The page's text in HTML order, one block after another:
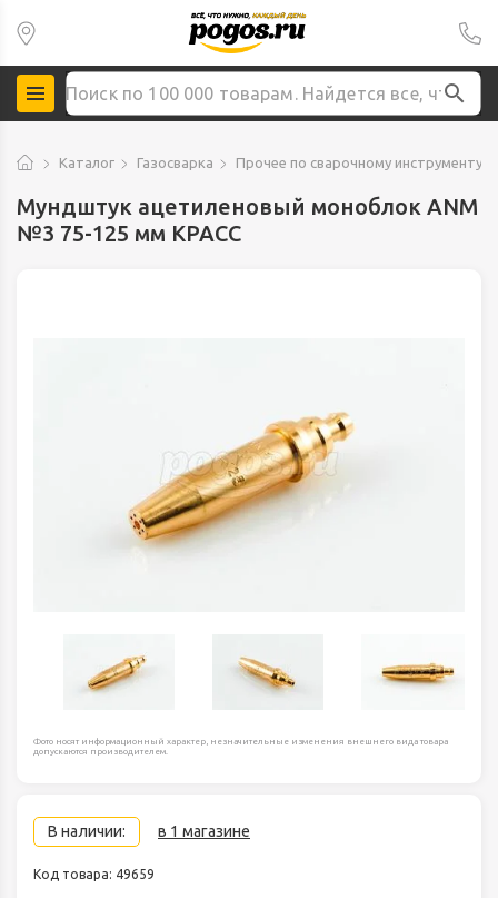
Каталог Газосварка Прочее по сварочному инструменту
Мундштук ацетиленовый моноблок ANM
№3 75-125 мм КРАСС
Фото носят информационный характер, незначительные изменения внешнего вида товара
допускаются производителем.
В наличии: в 1 магазине
Код товара: 49659